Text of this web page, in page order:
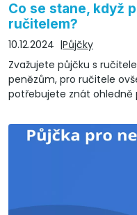
Co se stane, když
ručitelem?
10.12.2024
Půjčky
Zvažujete půjčku s
penězům, pro ručitele
potřebujete znát ohledně